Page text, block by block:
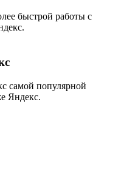
быстрой работы с
самой популярной
Яндекс.